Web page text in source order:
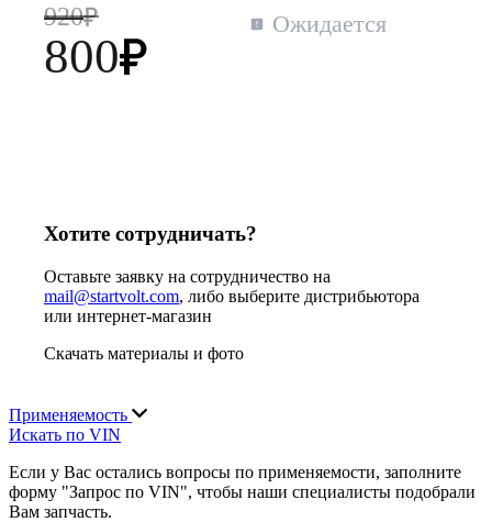
920
800
Ожидается
Хотите сотрудничать?
Оставьте заявку на сотрудничество на
mail@startvolt.com, либо выберите дистрибьютора
или интернет-магазин
Скачать материалы и фото
Применяемость
Искать по VIN
Если у Вас остались вопросы по применяемости, заполните
форму "Запрос по VIN", чтобы наши специалисты подобрали
Вам запчасть.